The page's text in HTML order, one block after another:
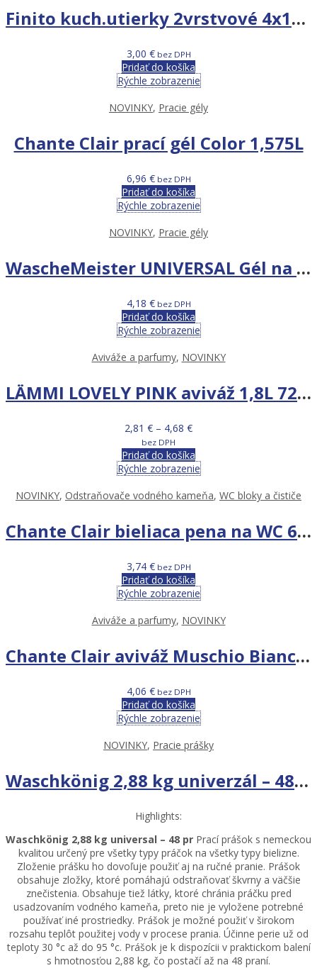
Finito kuch.utierky 2vrstvové 4x10m
3,00 €bez DPH
Pridať do košíka
Rýchle zobrazenie
NOVINKY, Pracie gély
Chante Clair prací gél Color 1,575L
6,96 €bez DPH
Pridať do košíka
Rýchle zobrazenie
NOVINKY, Pracie gély
WascheMeister UNIVERSAL Gél na pranie 2l 57 praní
4,18 €bez DPH
Pridať do košíka
Rýchle zobrazenie
Aviváže a parfumy, NOVINKY
LÄMMI LOVELY PINK aviváž 1,8L 72PD
2,81 € – 4,68 €Price
2,81 €
through
bez DPH
Pridať do košíka
Rýchle zobrazenie
NOVINKY, Odstraňovače vodného kameňa, WC bloky a čističe
Chante Clair bieliaca pena na WC 625 ml
3,74 €bez DPH
Pridať do košíka
Rýchle zobrazenie
Aviváže a parfumy, NOVINKY
Chante Clair aviváž Muschio Bianco 1,14 L
4,06 €bez DPH
Pridať do košíka
Rýchle zobrazenie
NOVINKY, Pracie prášky
Waschkönig 2,88 kg univerzál – 48 PD
Highlights:
Waschkönig 2,88 kg universal – 48 pr Prací prášok s nemeckou
kvalitou určený pre všetky typy práčok na všetky typy bielizne.
Zloženie prášku ho dovoľuje použiť aj na ručné pranie. Prášok
obsahuje zložky, ktoré pomáhajú odstraňovať škvrny a väčšie
znečistenia. Obsahuje tiež látky, ktoré chránia práčku pred
usadzovaním vodného kameňa, preto nie je vyložene potrebné
používať iné prostriedky. Prášok je možné použiť v širokom
rozsahu teplôt použitej vody v procese prania. Účinne perie už od
teploty 30 °c až do 95 °c. Prášok je k dispozícii v praktickom balení
s hmotnosťou 2,88 kg, čo postačí až na 48 praní.